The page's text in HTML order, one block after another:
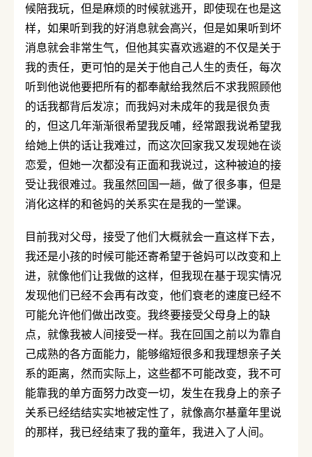
候陪我玩，但是麻烦的时候就逃开，即使现在也是这
样，如果听到我的好消息就会高兴，但是如果听到坏
消息就会非常生气，但他其实喜欢逃避的不仅是关于
我的责任，更可怕的是关于他自己人生的责任，每次
听到他说他要把所有的都奉献给我然后不求我照顾他
的话我都背后发凉；而我妈对未成年的我是很负责
的，但这几年渐渐很希望我反哺，经常跟我说希望我
给她上供的话让我难过，而这次回家我又发现她在谈
恋爱，但她一次都没有正面和我说过，这种被迫的接
受让我很难过。我虽然回国一趟，做了很多事，但是
消化这样的和爸妈的关系实在是我的一堂课。
目前我对父母，接受了他们大概就会一直这样下去，
我还是小孩的时候可能还寄希望于爸妈可以改变和上
进，就像他们让我做的这样，但我现在基于现实情况
发现他们已经不会再有改变，他们衰老的速度已经不
可能允许他们做出改变。我终要接受父母身上的缺
点，就像我被人间接受一样。我在回国之前以为靠自
己成熟的各方面能力，能够缩短很多和我理想亲子关
系的距离，然而实际上，这些都不可能改变，我不可
能靠我的单方面努力改变一切，发生在我身上的亲子
关系已经结结实实地被定性了，就像高尔基童年里说
的那样，我已经结束了我的童年，我进入了人间。